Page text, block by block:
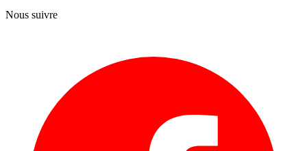
Nous suivre